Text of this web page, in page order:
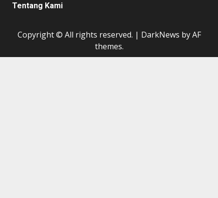
Tentang Kami
Copyright © All rights reserved. | DarkNews by AF
themes.